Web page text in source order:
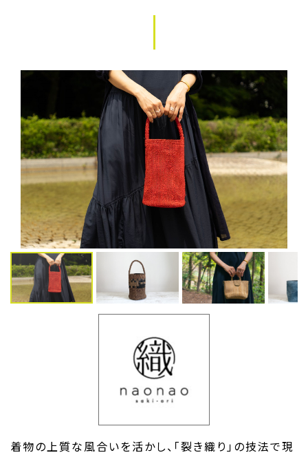
着物の上質な風合いを活かし、「裂き織り」の技法で現